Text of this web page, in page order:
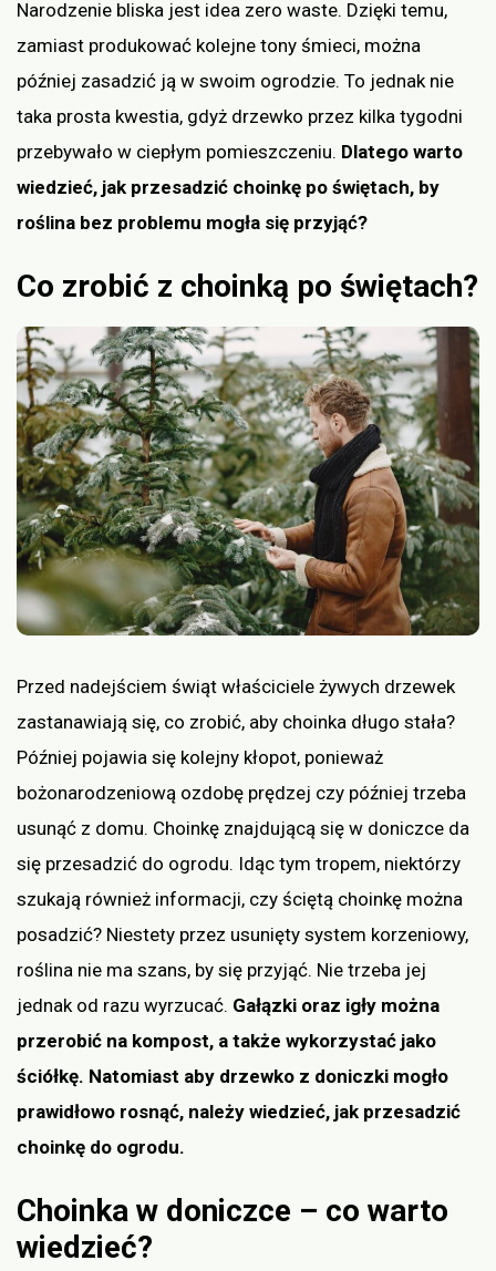
Narodzenie bliska jest idea zero waste. Dzięki temu,
zamiast produkować kolejne tony śmieci, można
później zasadzić ją w swoim ogrodzie. To jednak nie
taka prosta kwestia, gdyż drzewko przez kilka tygodni
przebywało w ciepłym pomieszczeniu. Dlatego warto
wiedzieć, jak przesadzić choinkę po świętach, by
roślina bez problemu mogła się przyjąć?
Co zrobić z choinką po świętach?
Przed nadejściem świąt właściciele żywych drzewek
zastanawiają się, co zrobić, aby choinka długo stała?
Później pojawia się kolejny kłopot, ponieważ
bożonarodzeniową ozdobę prędzej czy później trzeba
usunąć z domu. Choinkę znajdującą się w doniczce da
się przesadzić do ogrodu. Idąc tym tropem, niektórzy
szukają również informacji, czy ściętą choinkę można
posadzić? Niestety przez usunięty system korzeniowy,
roślina nie ma szans, by się przyjąć. Nie trzeba jej
jednak od razu wyrzucać. Gałązki oraz igły można
przerobić na kompost, a także wykorzystać jako
ściółkę. Natomiast aby drzewko z doniczki mogło
prawidłowo rosnąć, należy wiedzieć, jak przesadzić
choinkę do ogrodu.
Choinka w doniczce – co warto
wiedzieć?